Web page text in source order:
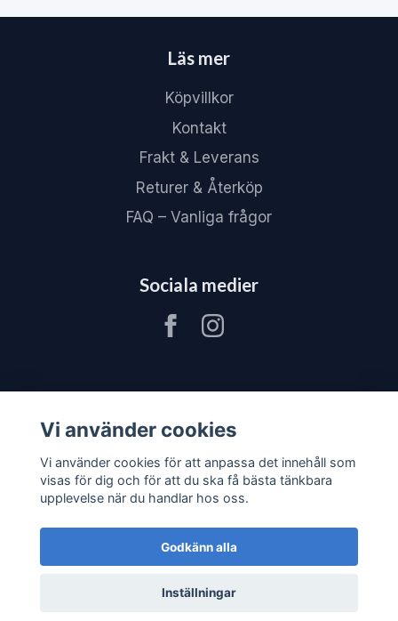
Läs mer
Köpvillkor
Kontakt
Frakt & Leverans
Returer & Återköp
FAQ – Vanliga frågor
Sociala medier
Quickbutik
Vi använder cookies
Vi använder cookies för att anpassa det innehåll som
visas för dig och för att du ska få bästa tänkbara
upplevelse när du handlar hos oss.
Godkänn alla
Inställningar